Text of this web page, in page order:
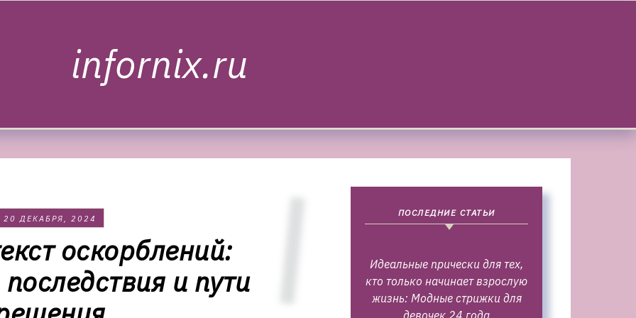
infornix.ru
20 ДЕКАБРЯ, 2024
оскорблений:
и пути
ПОСЛЕДНИЕ СТАТЬИ
Идеальные прически для тех,
кто только начинает взрослую
жизнь: Модные стрижки для
девочек 24 года